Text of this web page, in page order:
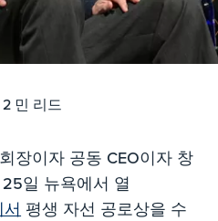
2 민 리드
장이자 공동 CEO이자 창
일 뉴욕에서 열
평생 자선 공로상을 수